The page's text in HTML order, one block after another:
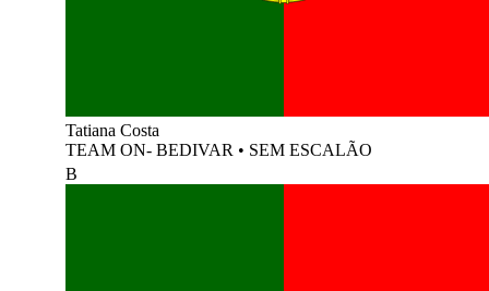
Tatiana Costa
TEAM ON- BEDIVAR • SEM ESCALÃO
B